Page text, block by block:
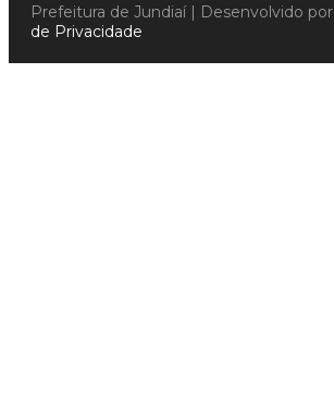
Prefeitura de Jundiaí | Desenvolvido por
de Privacidade